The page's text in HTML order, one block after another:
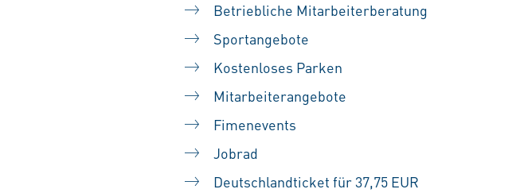
Betriebliche Mitarbeiterberatung
Sportangebote
Kostenloses Parken
Mitarbeiterangebote
Fimenevents
Jobrad
Deutschlandticket für 37,75 EUR